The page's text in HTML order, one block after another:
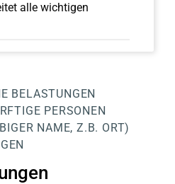
alle wichtigen
BELASTUNGEN
PERSONEN
NAME, Z.B. ORT)